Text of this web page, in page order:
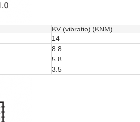
KV (vibratie) (KNM)
14
8.8
5.8
3.5